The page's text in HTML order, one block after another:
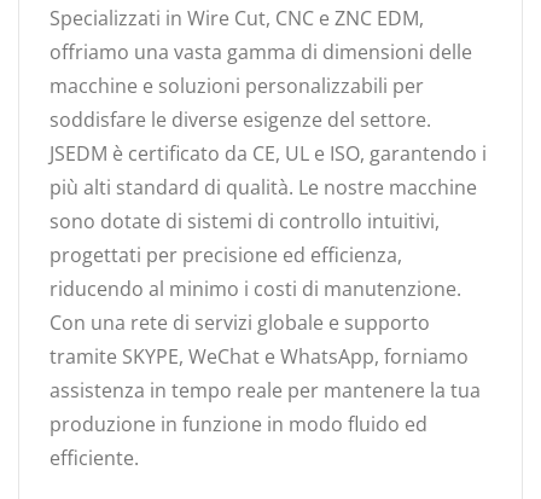
Specializzati in Wire Cut, CNC e ZNC EDM,
offriamo una vasta gamma di dimensioni delle
macchine e soluzioni personalizzabili per
soddisfare le diverse esigenze del settore.
JSEDM è certificato da CE, UL e ISO, garantendo i
più alti standard di qualità. Le nostre macchine
sono dotate di sistemi di controllo intuitivi,
progettati per precisione ed efficienza,
riducendo al minimo i costi di manutenzione.
Con una rete di servizi globale e supporto
tramite SKYPE, WeChat e WhatsApp, forniamo
assistenza in tempo reale per mantenere la tua
produzione in funzione in modo fluido ed
efficiente.